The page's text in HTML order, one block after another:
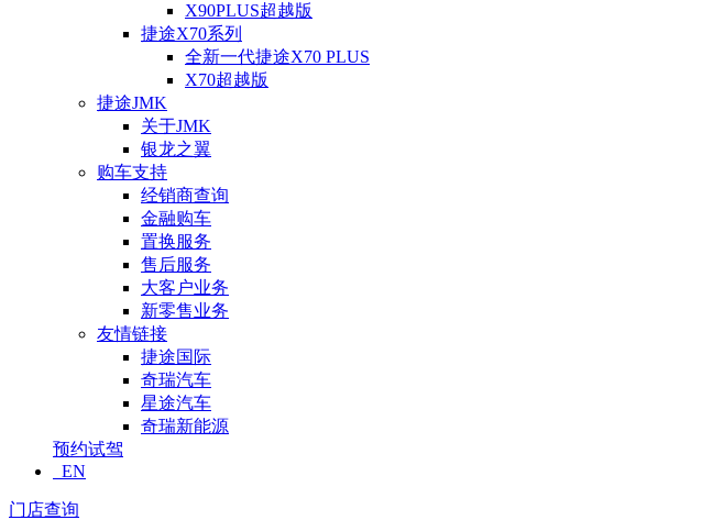
X90PLUS超越版
捷途X70系列
全新一代捷途X70 PLUS
X70超越版
捷途JMK
关于JMK
银龙之翼
购车支持
经销商查询
金融购车
置换服务
售后服务
大客户业务
新零售业务
友情链接
捷途国际
奇瑞汽车
星途汽车
奇瑞新能源
预约试驾
EN
门店查询